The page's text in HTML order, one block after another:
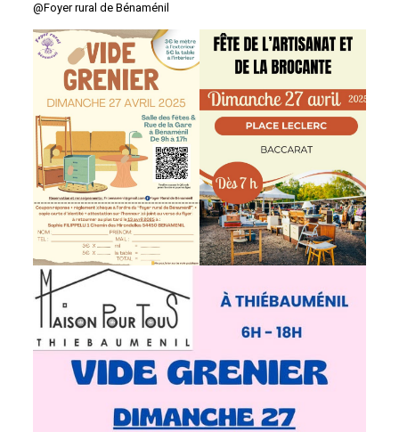
@Foyer rural de Bénaménil